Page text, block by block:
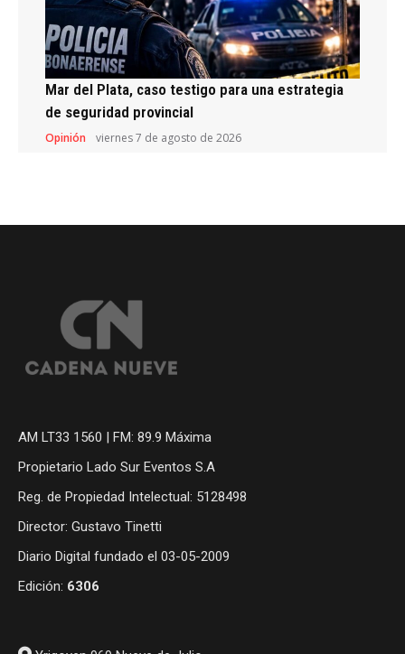
Mar del Plata, caso testigo para una estrategia
de seguridad provincial
Opinión viernes 7 de agosto de 2026
AM LT33 1560 | FM: 89.9 Máxima
Propietario Lado Sur Eventos S.A
Reg. de Propiedad Intelectual: 5128498
Director: Gustavo Tinetti
Diario Digital fundado el 03-05-2009
Edición: 6306